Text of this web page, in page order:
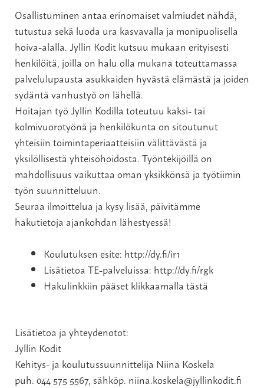
Osallistuminen antaa erinomaiset valmiudet nähdä,
tutustua sekä luoda ura kasvavalla ja monipuolisella
hoiva-alalla. Jyllin Kodit kutsuu mukaan erityisesti
henkilöitä, joilla on halu olla mukana toteuttamassa
palvelulupausta asukkaiden hyvästä elämästä ja joiden
sydäntä vanhustyö on lähellä.
Hoitajan työ Jyllin Kodilla toteutuu kaksi- tai
kolmivuorotyönä ja henkilökunta on sitoutunut
yhteisiin toimintaperiaatteisiin välittävästä ja
yksilöllisestä yhteisöhoidosta. Työntekijöillä on
mahdollisuus vaikuttaa oman yksikkönsä ja työtiimin
työn suunnitteluun.
Seuraa ilmoittelua ja kysy lisää, päivitämme
hakutietoja ajankohdan lähestyessä!
Koulutuksen esite: http://dy.fi/ir1
Lisätietoa TE-palveluissa: http://dy.fi/rgk
Hakulinkkiin pääset klikkaamalla tästä
Lisätietoa ja yhteydenotot:
Jyllin Kodit
Kehitys- ja koulutussuunnittelija Niina Koskela
puh. 044 575 5567, sähköp. niina.koskela@jyllinkodit.fi